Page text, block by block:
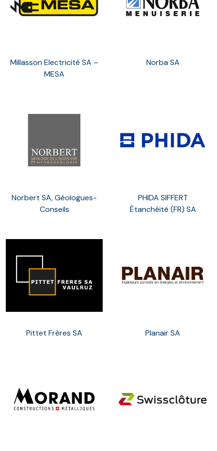
Millasson Electricité SA –
MESA
Norba SA
Norbert SA, Géologues-
Conseils
PHIDA SIFFERT
Étanchéité (FR) SA
Pittet Frères SA Planair SA